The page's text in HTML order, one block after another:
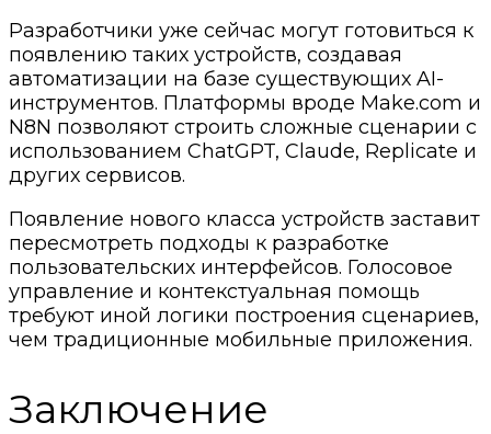
Разработчики уже сейчас могут готовиться к
появлению таких устройств, создавая
автоматизации на базе существующих AI-
инструментов. Платформы вроде Make.com и
N8N позволяют строить сложные сценарии с
использованием ChatGPT, Claude, Replicate и
других сервисов.
Появление нового класса устройств заставит
пересмотреть подходы к разработке
пользовательских интерфейсов. Голосовое
управление и контекстуальная помощь
требуют иной логики построения сценариев,
чем традиционные мобильные приложения.
Заключение